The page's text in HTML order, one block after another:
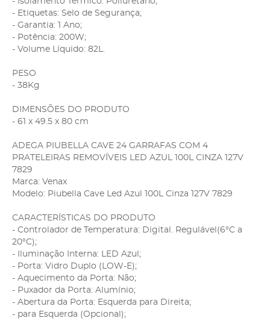
- Etiquetas: Selo de Segurança;
- Garantia: 1 Ano;
- Potência: 200W;
- Volume Líquido: 82L.
PESO
- 38Kg
DIMENSÕES DO PRODUTO
- 61 x 49.5 x 80 cm
ADEGA PIUBELLA CAVE 24 GARRAFAS COM 4
PRATELEIRAS REMOVÍVEIS LED AZUL 100L CINZA 127V
7829
Marca: Venax
Modelo: Piubella Cave Led Azul 100L Cinza 127V 7829
CARACTERÍSTICAS DO PRODUTO
- Controlador de Temperatura: Digital. Regulável(6°C a
20°C);
- Iluminação Interna: LED Azul;
- Porta: Vidro Duplo (LOW-E);
- Aquecimento da Porta: Não;
- Puxador da Porta: Alumínio;
- Abertura da Porta: Esquerda para Direita;
- para Esquerda (Opcional);